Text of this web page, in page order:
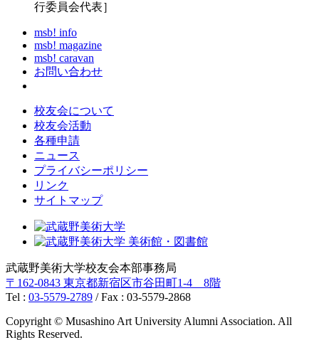
行委員会代表］
msb! info
msb! magazine
msb! caravan
お問い合わせ
校友会について
校友会活動
各種申請
ニュース
プライバシーポリシー
リンク
サイトマップ
武蔵野美術大学校友会本部事務局
〒162-0843 東京都新宿区市谷田町1-4 8階
Tel : 03-5579-2789 / Fax : 03-5579-2868
Copyright © Musashino Art University Alumni Association. All
Rights Reserved.